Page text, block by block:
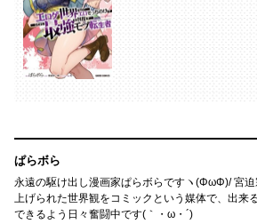
ぱらボら
永遠の駆け出し漫画家ぱらボらですヽ(ΦωΦ)/ 宮迫
上げられた世界観をコミックという媒体で、出来
できるよう日々奮闘中です(｀・ω・´)